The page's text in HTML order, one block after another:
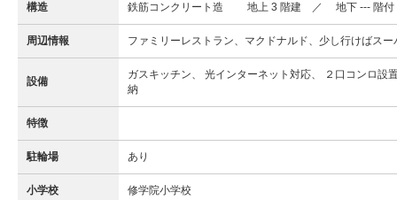
構造 鉄筋コンクリート造 地上 3 階建 ／ 地下 --- 階付
周辺情報 ファミリーレストラン、マクドナルド、少し行けばス
設備
ガスキッチン、 光インターネット対応、 ２口コンロ設
納
特徴
駐輪場 あり
小学校 修学院小学校